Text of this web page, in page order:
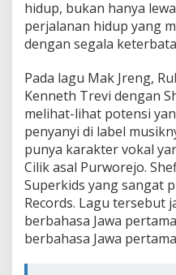
hidup, bukan hanya
perjalanan hidup yang
dengan segala
Pada lagu Mak Jreng,
Kenneth Trevi dengan
melihat-lihat potensi
penyanyi di label
punya karakter vokal
Cilik asal Purworejo.
Superkids yang sangat
Records. Lagu tersebut
berbahasa Jawa
berbahasa Jawa